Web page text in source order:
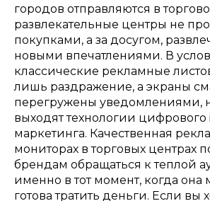
городов отправляются в
развлекательные центры не
покупками, а за досугом,
новыми впечатлениями. В
классические рекламные
лишь раздражение, а экраны
перегружены уведомлениями,
выходят технологии цифрового
маркетинга. Качественная
мониторах в торговых центрах
брендам обращаться к теплой
именно в тот момент, когда она
готова тратить деньги. Если вы